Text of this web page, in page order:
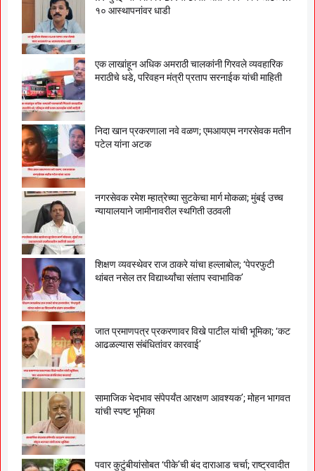
१० आस्थापनांवर धाडी
एक लाखांहून अधिक अमराठी चालकांनी गिरवले व्यवहारिक
मराठीचे धडे, परिवहन मंत्री प्रताप सरनाईक यांची माहिती
निदा खान प्रकरणाला नवे वळण; एमआयएम नगरसेवक मतीन
पटेल यांना अटक
नगरसेवक रमेश म्हात्रेच्या सुटकेचा मार्ग मोकळा; मुंबई उच्च
न्यायालयाने जामीनावरील स्थगिती उठवली
शिक्षण व्यवस्थेवर राज ठाकरे यांचा हल्लाबोल; ‘पेपरफुटी
थांबत नसेल तर विद्यार्थ्यांचा संताप स्वाभाविक’
जात प्रमाणपत्र प्रकरणावर विखे पाटील यांची भूमिका; ‘कट
आढळल्यास संबंधितांवर कारवाई’
सामाजिक भेदभाव संपेपर्यंत आरक्षण आवश्यक’; मोहन भागवत
यांची स्पष्ट भूमिका
पवार कुटुंबीयांसोबत ‘पीके’ची बंद दाराआड चर्चा; राष्ट्रवादीत